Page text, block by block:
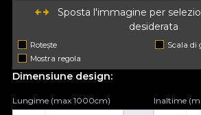
Sposta l'immagine per
desiderata
Rotește
Scala di
Mostra regola
Dimensiune design:
Lungime (max 1000cm) Inaltime